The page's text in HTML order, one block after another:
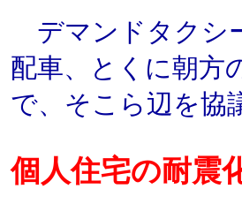
デマンドタクシ
配車、とくに朝方
で、そこら辺を協
個人住宅の耐震